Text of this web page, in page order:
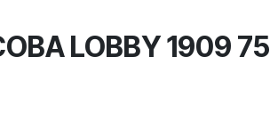
LOBBY 1909 75